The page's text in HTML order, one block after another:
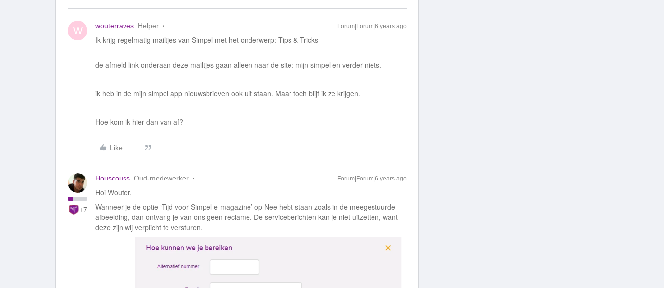
W wouterraves Helper Forum|Forum|6 years ago
Ik krijg regelmatig mailtjes van Simpel met het onderwerp: Tips & Tricks
de afmeld link onderaan deze mailtjes gaan alleen naar de site: mijn simpel en verder niets.
ik heb in de mijn simpel app nieuwsbrieven ook uit staan. Maar toch blijf ik ze krijgen.
Hoe kom ik hier dan van af?
Like
+7
Houscouss Oud-medewerker Forum|Forum|6 years ago
Hoi Wouter,
Wanneer je de optie ‘Tijd voor Simpel e-magazine’ op Nee hebt staan zoals in de meegestuurde
afbeelding, dan ontvang je van ons geen reclame. De serviceberichten kan je niet uitzetten, want
deze zijn wij verplicht te versturen.